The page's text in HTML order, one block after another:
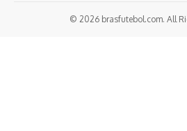
© 2026 brasfutebol.com. All